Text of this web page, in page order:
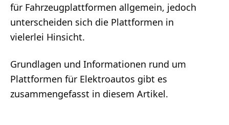
für Fahrzeugplattformen allgemein, jedoch
unterscheiden sich die Plattformen in
vielerlei Hinsicht.
Grundlagen und Informationen rund um
Plattformen für Elektroautos gibt es
zusammengefasst in diesem Artikel.